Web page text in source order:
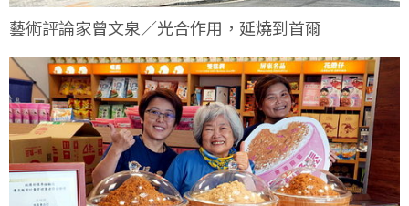
藝術評論家曾文泉／光合作用，延燒到首爾